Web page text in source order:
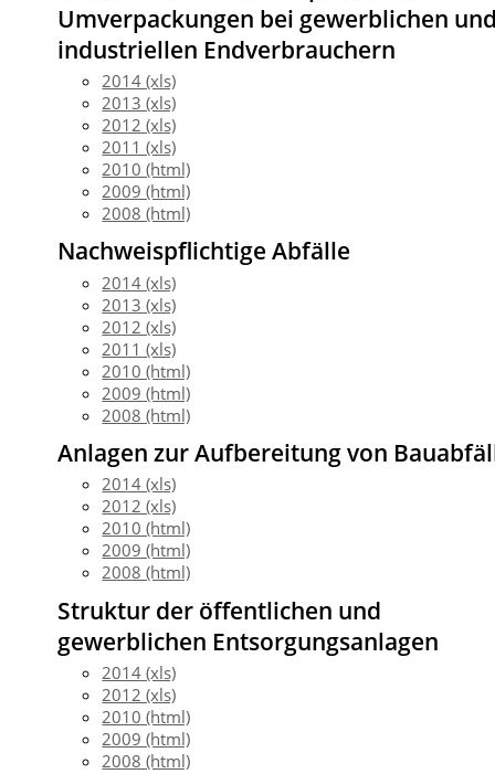
Umverpackungen bei gewerblichen
industriellen Endverbrauchern
2014 (xls)
2013 (xls)
2012 (xls)
2011 (xls)
2010 (html)
2009 (html)
2008 (html)
Nachweispflichtige Abfälle
2014 (xls)
2013 (xls)
2012 (xls)
2011 (xls)
2010 (html)
2009 (html)
2008 (html)
Anlagen zur Aufbereitung von
2014 (xls)
2012 (xls)
2010 (html)
2009 (html)
2008 (html)
Struktur der öffentlichen und
gewerblichen Entsorgungsanlagen
2014 (xls)
2012 (xls)
2010 (html)
2009 (html)
2008 (html)